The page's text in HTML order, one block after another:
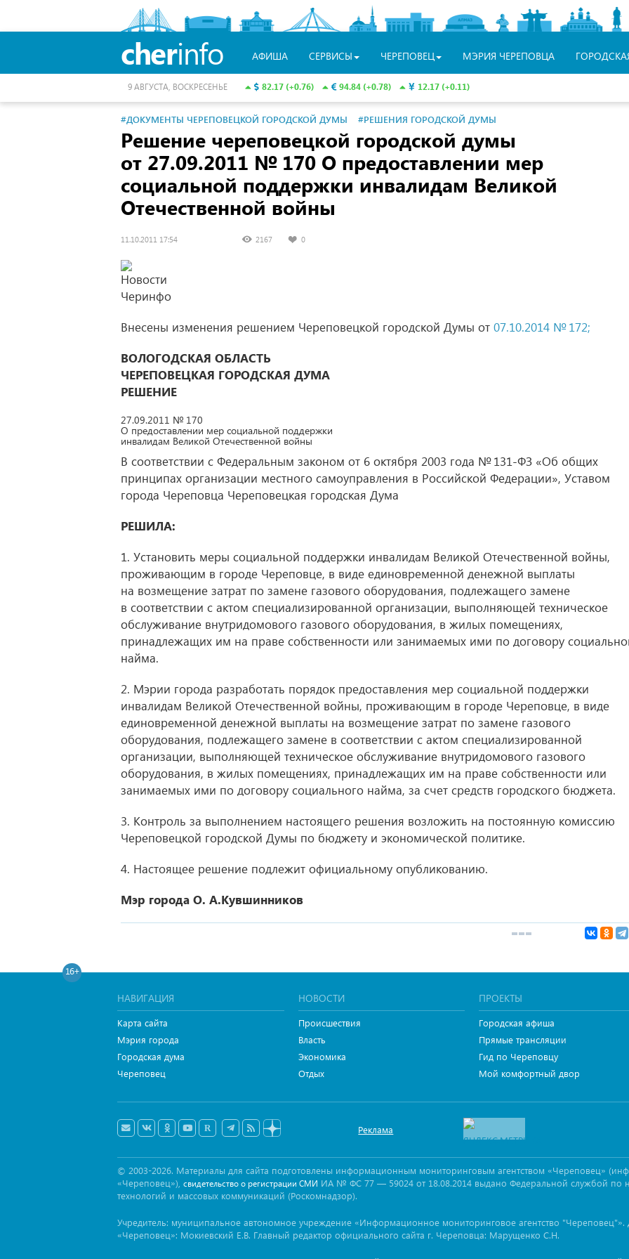
cherinfo АФИША СЕРВИСЫ ЧЕРЕПОВЕЦ МЭРИЯ ЧЕРЕПОВЦА
82.17 (+0.76) 94.84 (+0.78) 12.17 (+0.11)
9 АВГУСТА, ВОСКРЕСЕНЬЕ
#ДОКУМЕНТЫ ЧЕРЕПОВЕЦКОЙ ГОРОДСКОЙ ДУМЫ #РЕШЕНИЯ ГОРОДСКОЙ ДУМЫ
Решение череповецкой городской думы
от 27.09.2011 № 170 О предоставлении мер
социальной поддержки инвалидам Великой
Отечественной войны
11.10.2011 17:54 2167 0
Внесены изменения решением Череповецкой городской Думы от 07.10.2014 № 172;
ВОЛОГОДСКАЯ ОБЛАСТЬ
ЧЕРЕПОВЕЦКАЯ ГОРОДСКАЯ ДУМА
РЕШЕНИЕ
27.09.2011 № 170
О предоставлении мер социальной поддержки
инвалидам Великой Отечественной войны
В соответствии с Федеральным законом от 6 октября 2003 года № 131-ФЗ «Об общих
принципах организации местного самоуправления в Российской Федерации», Уставом
города Череповца Череповецкая городская Дума
РЕШИЛА:
1. Установить меры социальной поддержки инвалидам Великой Отечественной войны,
проживающим в городе Череповце, в виде единовременной денежной выплаты
на возмещение затрат по замене газового оборудования, подлежащего замене
в соответствии с актом специализированной организации, выполняющей техническое
обслуживание внутридомового газового оборудования, в жилых помещениях,
принадлежащих им на праве собственности или занимаемых ими по договору
найма.
2. Мэрии города разработать порядок предоставления мер социальной поддержки
инвалидам Великой Отечественной войны, проживающим в городе Череповце, в виде
единовременной денежной выплаты на возмещение затрат по замене газового
оборудования, подлежащего замене в соответствии с актом специализированной
организации, выполняющей техническое обслуживание внутридомового газового
оборудования, в жилых помещениях, принадлежащих им на праве собственности или
занимаемых ими по договору социального найма, за счет средств городского бюджета.
3. Контроль за выполнением настоящего решения возложить на постоянную комиссию
Череповецкой городской Думы по бюджету и экономической политике.
4. Настоящее решение подлежит официальному опубликованию.
Мэр города О. А.Кувшинников
16+
НАВИГАЦИЯ
Карта сайта
Мэрия города
Городская дума
Череповец
НОВОСТИ
Происшествия
Власть
Экономика
Отдых
ПРОЕКТЫ
Городская афиша
Прямые трансляции
Гид по Череповцу
Мой комфортный двор
Реклама
© 2003-2026. Материалы для сайта подготовлены информационным мониторинговым агентством «Череповец»
«Череповец»), свидетельство о регистрации СМИ ИА № ФС 77 — 59024 от 18.08.2014 выдано Федеральной службой по
технологий и массовых коммуникаций (Роскомнадзор).
Учредитель: муниципальное автономное учреждение «Информационное мониторинговое агентство
«Череповец»: Мокиевский Е.В. Главный редактор официального сайта г. Череповца: Марущенко С.Н.